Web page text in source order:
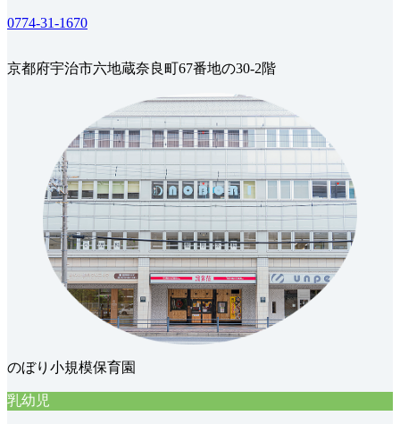
0774-31-1670
京都府宇治市六地蔵奈良町67番地の30-2階
のぼり小規模保育園
乳幼児